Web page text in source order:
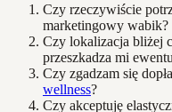
Czy rzeczywiście
marketingowy wabik?
Czy lokalizacja bliżej
przeszkadza mi
Czy zgadzam się
wellness?
Czy akceptuję